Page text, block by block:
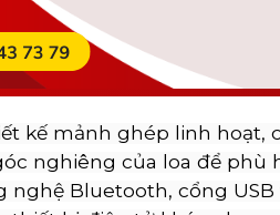
kế mảnh ghép linh
nghiêng của loa để phù
Bluetooth, cổng